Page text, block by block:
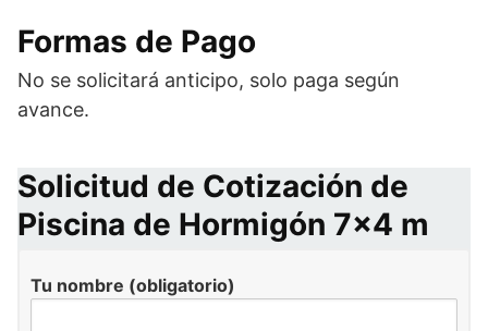
Formas de Pago
No se solicitará anticipo, solo paga según
avance.
Solicitud de Cotización de
Piscina de Hormigón 7×4 m
Tu nombre (obligatorio)